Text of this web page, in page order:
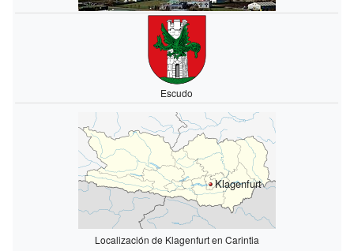
Escudo
Klagenfurt
Localización de Klagenfurt en Carintia